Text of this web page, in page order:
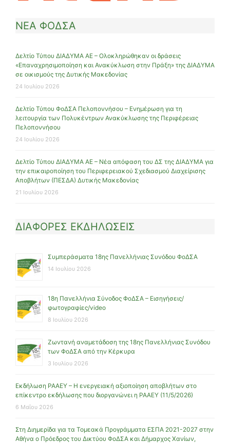
ΝΕΑ ΦΟΔΣΑ
Δελτίο Τύπου ΔΙΑΔΥΜΑ ΑΕ – Ολοκληρώθηκαν οι δράσεις
«Επαναχρησιμοποίηση και Ανακύκλωση στην Πράξη» της ΔΙΑΔΥΜΑ
σε οικισμούς της Δυτικής Μακεδονίας
24 Ιουλίου 2026
Δελτίο Τύπου ΦοΔΣΑ Πελοποννήσου – Ενημέρωση για τη
λειτουργία των Πολυκέντρων Ανακύκλωσης της Περιφέρειας
Πελοποννήσου
24 Ιουλίου 2026
Δελτίο Τύπου ΔΙΑΔΥΜΑ ΑΕ – Νέα απόφαση του ΔΣ της ΔΙΑΔΥΜΑ για
την επικαιροποίηση του Περιφερειακού Σχεδιασμού Διαχείρισης
Αποβλήτων (ΠΕΣΔΑ) Δυτικής Μακεδονίας
21 Ιουλίου 2026
ΔΙΑΦΟΡΕΣ ΕΚΔΗΛΩΣΕΙΣ
Συμπεράσματα 18ης Πανελλήνιας Συνόδου ΦοΔΣΑ
14 Ιουλίου 2026
18η Πανελλήνια Σύνοδος ΦοΔΣΑ – Εισηγήσεις/
φωτογραφίες/video
8 Ιουλίου 2026
Ζωντανή αναμετάδοση της 18ης Πανελλήνιας Συνόδου
των ΦοΔΣΑ από την Κέρκυρα
3 Ιουλίου 2026
Εκδήλωση ΡΑΑΕΥ – Η ενεργειακή αξιοποίηση αποβλήτων στο
επίκεντρο εκδήλωσης που διοργανώνει η ΡΑΑΕΥ (11/5/2026)
6 Μαΐου 2026
Στη Διημερίδα για τα Τομεακά Προγράμματα ΕΣΠΑ 2021-2027 στην
Αθήνα ο Πρόεδρος του Δικτύου ΦοΔΣΑ και Δήμαρχος Χανίων,